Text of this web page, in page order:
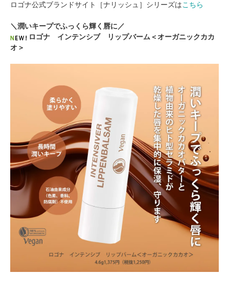
ロゴナ公式ブランドサイト［ナリッシュ］シリーズはこちら
＼潤いキープでふっくら輝く唇に／
ロゴナ インテンシブ リップバーム＜オーガニックカカ
オ＞